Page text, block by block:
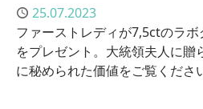
Published
25.07.2023
ファーストレディが7,5ctのラ
をプレゼント。大統領夫人に贈
に秘められた価値をご覧くださ